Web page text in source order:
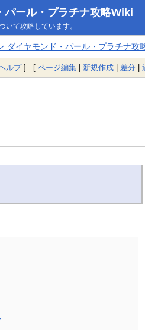
パール・プラチナ攻略Wiki
いて攻略しています。
ダイヤモンド・パール・プラチナ攻
ルプ] [ ページ編集 | 新規作成 | 差分 |